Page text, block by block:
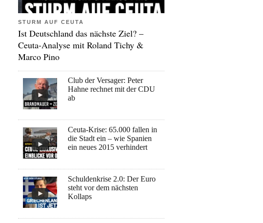
STURM AUF CEUTA
Ist Deutschland das nächste Ziel? –
Ceuta-Analyse mit Roland Tichy &
Marco Pino
Club der Versager: Peter
Hahne rechnet mit der CDU
ab
Ceuta-Krise: 65.000 fallen in
die Stadt ein – wie Spanien
ein neues 2015 verhindert
Schuldenkrise 2.0: Der Euro
steht vor dem nächsten
Kollaps